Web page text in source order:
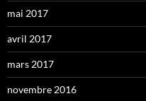
mai 2017
avril 2017
mars 2017
novembre 2016